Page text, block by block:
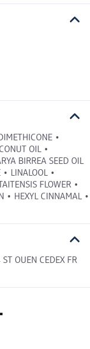
•
OIL •
BIRREA SEED OIL
• LINALOOL •
FLOWER •
• HEXYL CINNAMAL •
OUEN CEDEX FR